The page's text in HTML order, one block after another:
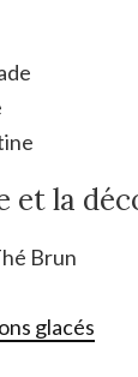
et la
Brun
glacés